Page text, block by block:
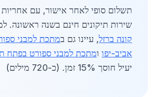
שירות תיקונים חינם בשנה ראשונה.
קונה ברזל, עיינו גם במתכת למבני
אביב-יפו ומתכת למבני ספורט בפתח
יעיל חוסך 15% זמן. (כ-720 מילים)